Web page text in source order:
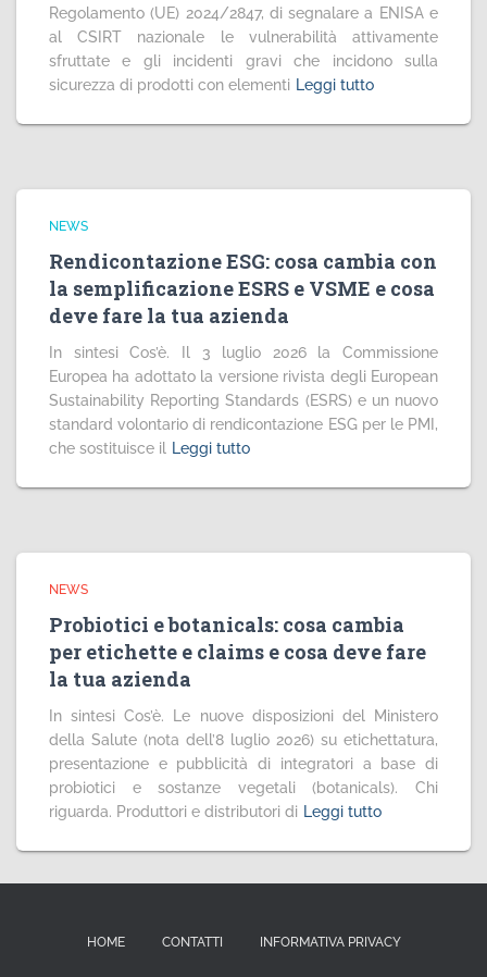
Regolamento (UE) 2024/2847, di segnalare a ENISA e
al CSIRT nazionale le vulnerabilità attivamente
sfruttate e gli incidenti gravi che incidono sulla
sicurezza di prodotti con elementi Leggi tutto
NEWS
Rendicontazione ESG: cosa cambia con
la semplificazione ESRS e VSME e cosa
deve fare la tua azienda
In sintesi Cos’è. Il 3 luglio 2026 la Commissione
Europea ha adottato la versione rivista degli European
Sustainability Reporting Standards (ESRS) e un nuovo
standard volontario di rendicontazione ESG per le PMI,
che sostituisce il
Leggi tutto
NEWS
Probiotici e botanicals: cosa cambia
per etichette e claims e cosa deve fare
la tua azienda
In sintesi Cos’è. Le nuove disposizioni del Ministero
della Salute (nota dell’8 luglio 2026) su etichettatura,
presentazione e pubblicità di integratori a base di
probiotici e sostanze vegetali (botanicals). Chi
riguarda. Produttori e distributori di Leggi tutto
HOME CONTATTI INFORMATIVA PRIVACY